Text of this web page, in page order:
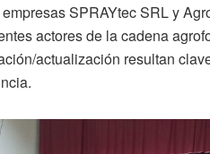
SPRAYtec SRL y
actores de la cadena
actualización resultan